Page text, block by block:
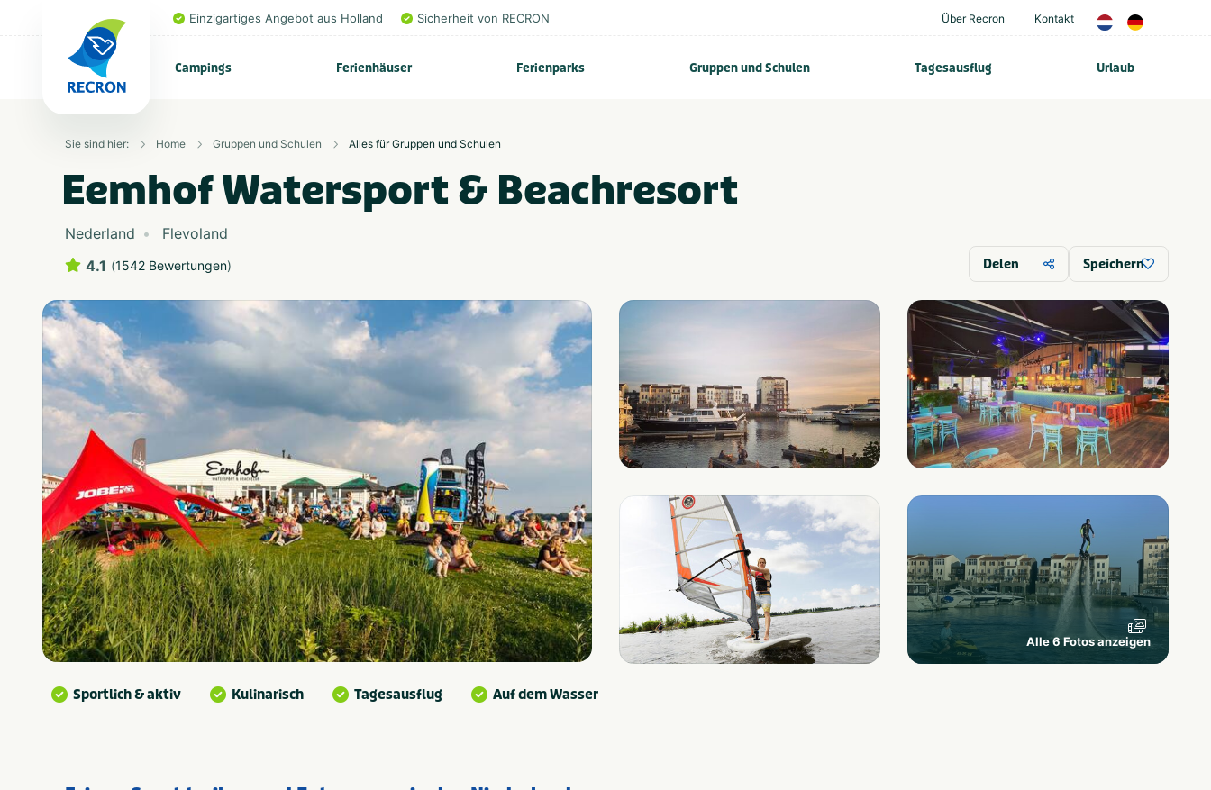
Einzigartiges Angebot aus Holland Sicherheit von RECRON Über Recron Kontakt
Campings Ferienhäuser Ferienparks Gruppen und Schulen Tagesausflug Urlaub
Sie sind hier: Home Gruppen und Schulen Alles für Gruppen und Schulen
Eemhof Watersport & Beachresort
Nederland
Flevoland
4.1 (1542 Bewertungen) Delen Speichern
Alle 6 Fotos anzeigen
Sportlich & aktiv Kulinarisch Tagesausflug Auf dem Wasser